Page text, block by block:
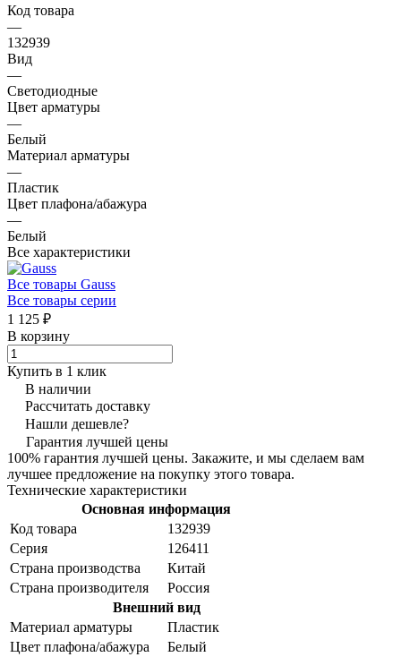
Код товара
—
132939
Вид
—
Светодиодные
Цвет арматуры
—
Белый
Материал арматуры
—
Пластик
Цвет плафона/абажура
—
Белый
Все характеристики
Все товары Gauss
Все товары серии
1 125 ₽
В корзину
Купить в 1 клик
В наличии
Рассчитать доставку
Нашли дешевле?
Гарантия лучшей цены
100% гарантия лучшей цены. Закажите, и мы сделаем вам
лучшее предложение на покупку этого товара.
Технические характеристики
Основная информация
Код товара
132939
Серия
126411
Страна производства
Китай
Страна производителя
Россия
Внешний вид
Материал арматуры
Пластик
Цвет плафона/абажура
Белый